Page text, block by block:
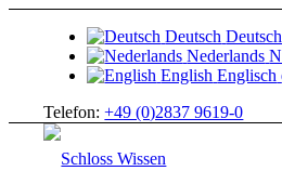
Deutsch Deutsch
Nederlands
English Englisch
Telefon:+49 (0)2837 9619-0